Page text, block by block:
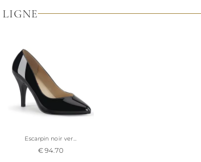
Escarpin noir ver...
€ 94.70